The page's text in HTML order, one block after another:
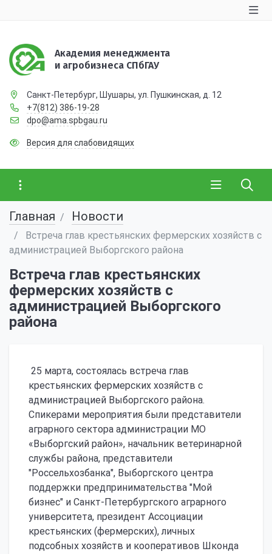
Академия менеджмента
и агробизнеса СПбГАУ
Санкт-Петербург, Шушары, ул. Пушкинская, д. 12
+7(812) 386-19-28
dpo@ama.spbgau.ru
Версия для слабовидящих
Главная Новости
Встреча глав крестьянских фермерских хозяйств с
администрацией Выборгского района
Встреча глав крестьянских
фермерских хозяйств с
администрацией Выборгского
района
25 марта, состоялась встреча глав
крестьянских фермерских хозяйств с
администрацией Выборгского района.
Спикерами мероприятия были представители
аграрного сектора администрации МО
«Выборгский район», начальник ветеринарной
службы района, представители
"Россельхозбанка", Выборгского центра
поддержки предпринимательства "Мой
бизнес" и Санкт-Петербургского аграрного
университета, президент Ассоциации
крестьянских (фермерских), личных
подсобных хозяйств и кооперативов Шконда